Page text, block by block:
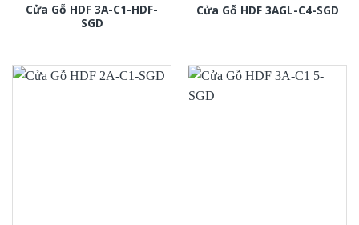
Cửa Gỗ HDF 3A-C1-HDF-
SGD
Cửa Gỗ HDF 3AGL-C4-SGD